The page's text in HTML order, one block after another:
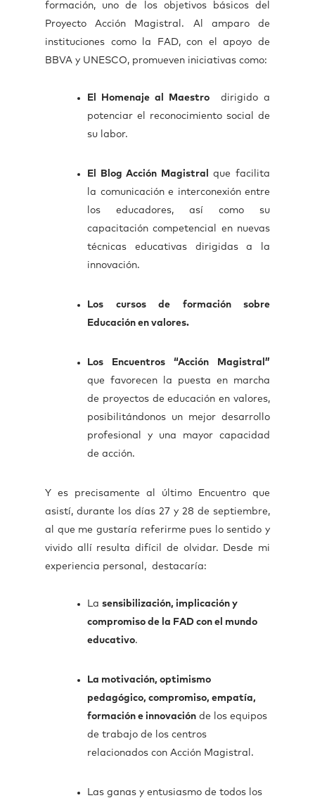
formación, uno de los objetivos básicos del
Proyecto Acción Magistral. Al amparo de
instituciones como la FAD, con el apoyo de
BBVA y UNESCO, promueven iniciativas como:
El Homenaje al Maestro dirigido a
potenciar el reconocimiento social de
su labor.
El Blog Acción Magistral
que facilita
la comunicación e interconexión entre
los educadores, así como su
capacitación competencial en nuevas
técnicas educativas dirigidas a la
innovación.
Los cursos de formación sobre
Educación en valores.
Los Encuentros “Acción Magistral”
que favorecen la puesta en marcha
de proyectos de educación en valores,
posibilitándonos un mejor desarrollo
profesional y una mayor capacidad
de acción.
Y es precisamente al último Encuentro que
asistí, durante los días 27 y 28 de septiembre,
al que me gustaría referirme pues lo sentido y
vivido allí resulta difícil de olvidar. Desde mi
experiencia personal, destacaría:
La sensibilización, implicación y
compromiso de la FAD con el mundo
educativo.
La motivación, optimismo
pedagógico, compromiso, empatía,
formación e innovación de los equipos
de trabajo de los centros
relacionados con Acción Magistral.
Las ganas y entusiasmo de todos los